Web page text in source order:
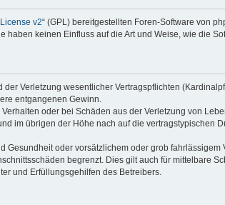
v2“ (GPL) bereitgestellten Foren-Software von
keinen Einfluss auf die Art und Weise, wie die
Verletzung wesentlicher Vertragspflichten
entgangenen Gewinn.
oder bei Schäden aus der Verletzung von
im übrigen der Höhe nach auf die vertragstypischen
oder vorsätzlichem oder grob
begrenzt. Dies gilt auch für mittelbare
und Erfüllungsgehilfen des Betreibers.